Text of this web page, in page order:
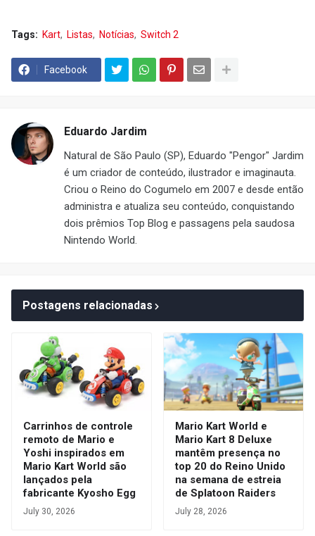
Tags: Kart Listas Notícias Switch 2
Facebook
Eduardo Jardim
Natural de São Paulo (SP), Eduardo "Pengor" Jardim
é um criador de conteúdo, ilustrador e imaginauta.
Criou o Reino do Cogumelo em 2007 e desde então
administra e atualiza seu conteúdo, conquistando
dois prêmios Top Blog e passagens pela saudosa
Nintendo World.
Postagens relacionadas
Carrinhos de controle
remoto de Mario e
Yoshi inspirados em
Mario Kart World são
lançados pela
fabricante Kyosho Egg
July 30, 2026
Mario Kart World e
Mario Kart 8 Deluxe
mantêm presença no
top 20 do Reino Unido
na semana de estreia
de Splatoon Raiders
July 28, 2026